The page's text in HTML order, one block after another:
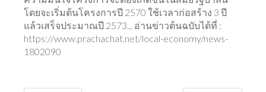
โดยจะเริ่มต้นโครงการปี 2570 ใช้เวลาก่อสร้าง 3 ปี
แล้วเสร็จประมาณปี 2573... อ่านข่าวต้นฉบับได้ที่ :
https://www.prachachat.net/local-economy/news-
1802090